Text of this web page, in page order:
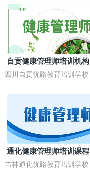
自贡健康管理师培训机构
四川自贡优路教育培训学校
通化健康管理师培训课程
吉林通化优路教育培训学校